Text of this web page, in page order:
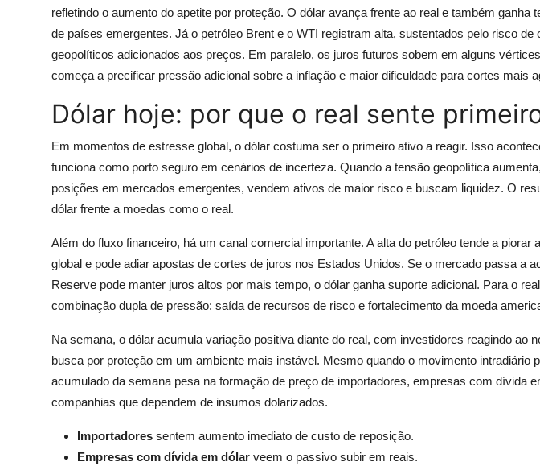
refletindo o aumento do apetite por proteção. O dólar avança frente ao real e também ganha
de países emergentes. Já o petróleo Brent e o WTI registram alta, sustentados pelo risco de
geopolíticos adicionados aos preços. Em paralelo, os juros futuros sobem em alguns
começa a precificar pressão adicional sobre a inflação e maior dificuldade para cortes mais
Dólar hoje: por que o real sente
Em momentos de estresse global, o dólar costuma ser o primeiro ativo a reagir. Isso
funciona como porto seguro em cenários de incerteza. Quando a tensão geopolítica
posições em mercados emergentes, vendem ativos de maior risco e buscam liquidez. O
dólar frente a moedas como o real.
Além do fluxo financeiro, há um canal comercial importante. A alta do petróleo tende a piorar
global e pode adiar apostas de cortes de juros nos Estados Unidos. Se o mercado passa a
Reserve pode manter juros altos por mais tempo, o dólar ganha suporte adicional. Para o
combinação dupla de pressão: saída de recursos de risco e fortalecimento da moeda
Na semana, o dólar acumula variação positiva diante do real, com investidores reagindo ao
busca por proteção em um ambiente mais instável. Mesmo quando o movimento intradiário
acumulado da semana pesa na formação de preço de importadores, empresas com dívida
companhias que dependem de insumos dolarizados.
Importadores sentem aumento imediato de custo de reposição.
Empresas com dívida em dólar veem o passivo subir em reais.